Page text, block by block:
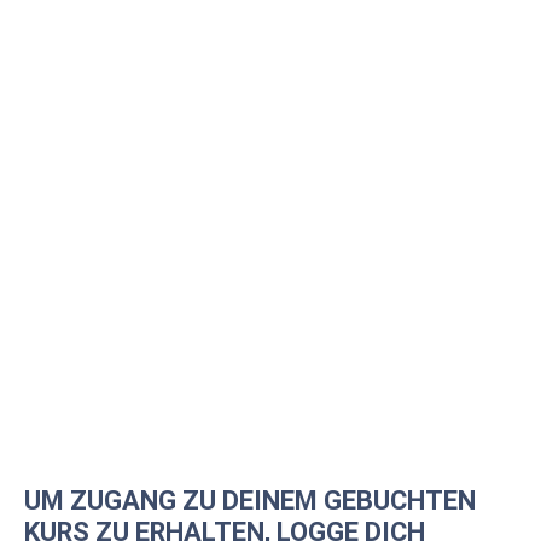
UM ZUGANG ZU DEINEM GEBUCHTEN
KURS ZU ERHALTEN, LOGGE DICH